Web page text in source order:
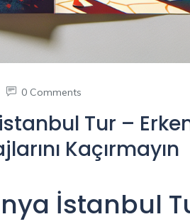
0 Comments
Tur –
Kaçırmayın
İstanbul